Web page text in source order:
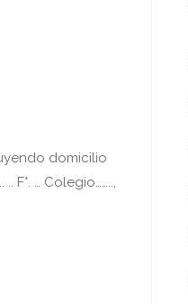
domicilio
F°. … Colegio……..,